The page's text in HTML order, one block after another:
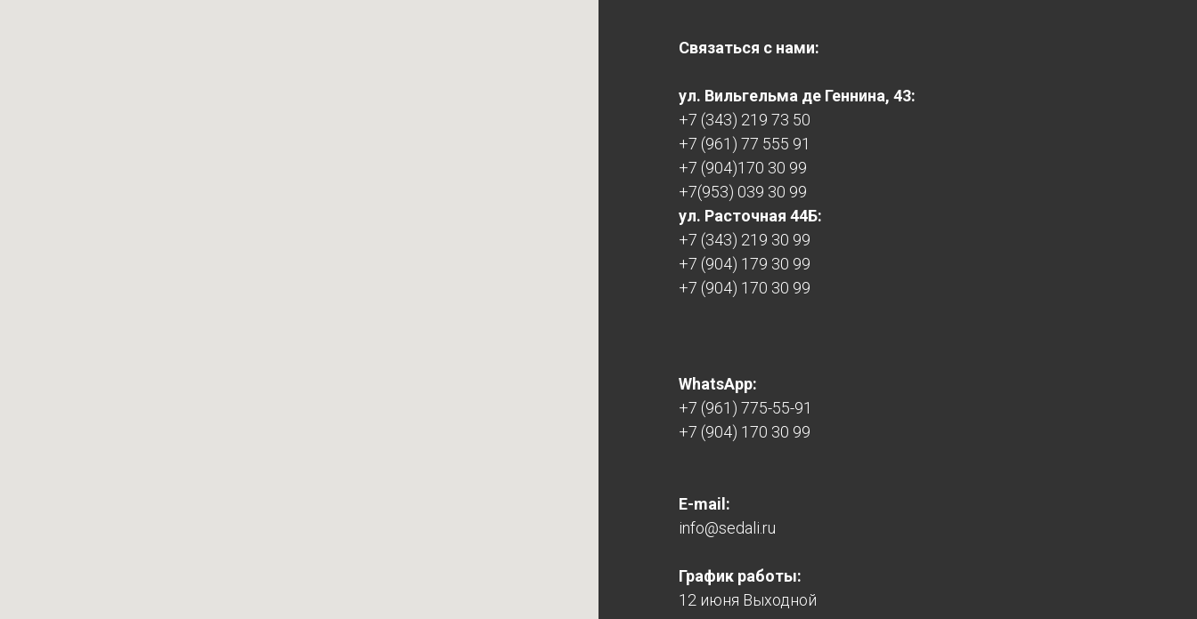
Связаться с нами:
ул. Вильгельма де Геннина, 43:
+7 (343) 219 73 50
+7 (961) 77 555 91
+7 (904)170 30 99
+7(953) 039 30 99
ул. Расточная 44Б:
+7 (343) 219 30 99
+7 (904) 179 30 99
+7 (904) 170 30 99
WhatsApp:
+7 (961) 775-55-91
+7 (904) 170 30 99
E-mail:
info@sedali.ru
График работы:
12 июня Выходной